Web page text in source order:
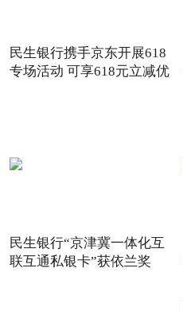
民生银行携手京东开展618
专场活动 可享618元立减优
民生银行“京津冀一体化互
联互通私银卡”获依兰奖